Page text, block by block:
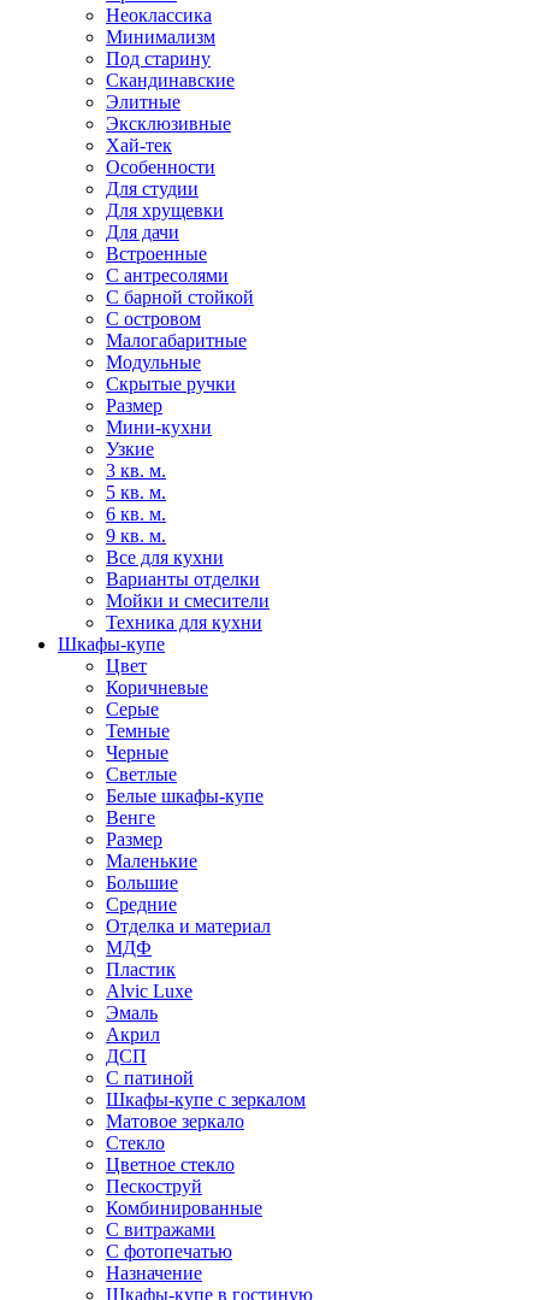
Неоклассика
Минимализм
Под старину
Скандинавские
Элитные
Эксклюзивные
Хай-тек
Особенности
Для студии
Для хрущевки
Для дачи
Встроенные
С антресолями
С барной стойкой
С островом
Малогабаритные
Модульные
Скрытые ручки
Размер
Мини-кухни
Узкие
3 кв. м.
5 кв. м.
6 кв. м.
9 кв. м.
Все для кухни
Варианты отделки
Мойки и смесители
Техника для кухни
Шкафы-купе
Цвет
Коричневые
Серые
Темные
Черные
Светлые
Белые шкафы-купе
Венге
Размер
Маленькие
Большие
Средние
Отделка и материал
МДФ
Пластик
Alvic Luxe
Эмаль
Акрил
ДСП
С патиной
Шкафы-купе с зеркалом
Матовое зеркало
Стекло
Цветное стекло
Пескоструй
Комбинированные
С витражами
С фотопечатью
Назначение
Шкафы-купе в гостиную